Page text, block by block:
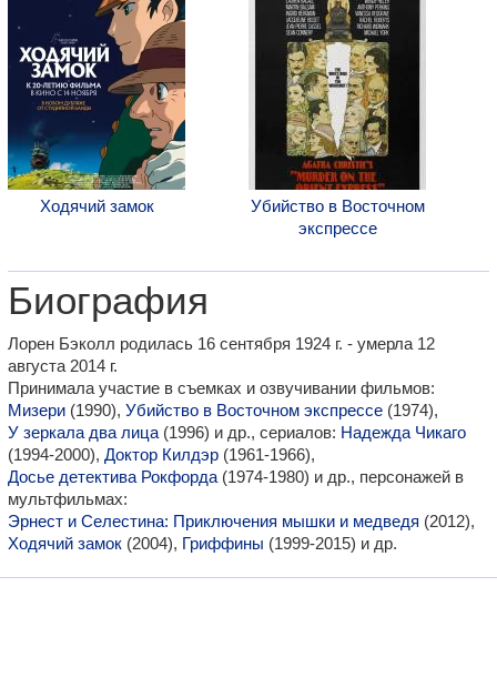
Ходячий замок
Убийство в Восточном
экспрессе
Биография
Лорен Бэколл родилась 16 сентября 1924 г. - умерла 12
августа 2014 г.
Принимала участие в съемках и озвучивании фильмов:
Мизери (1990), Убийство в Восточном экспрессе (1974),
У зеркала два лица (1996) и др., сериалов: Надежда Чикаго
(1994-2000), Доктор Килдэр (1961-1966),
Досье детектива Рокфорда (1974-1980) и др., персонажей в
мультфильмах:
Эрнест и Селестина: Приключения мышки и медведя (2012),
Ходячий замок (2004), Гриффины (1999-2015) и др.